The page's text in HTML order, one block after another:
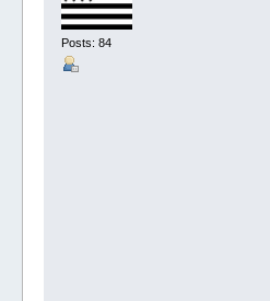
Posts: 84